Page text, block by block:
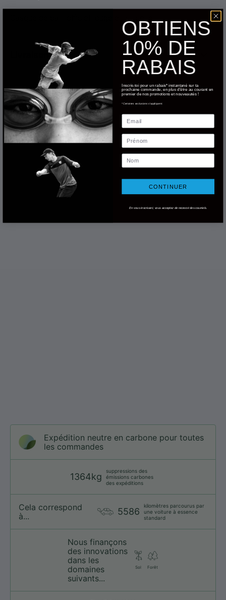
Livraison
Retours
Charte des grandeurs
Expédition neutre en carbone pour toutes
les commandes
1364kg
suppressions des
émissions carbones
des expéditions
Cela correspond
à...
5586
kilomètres parcourus par
une voiture à essence
standard
Nous finançons
des innovations
dans les
domaines
suivants...
Sol Forêt
OBTIENS
10% DE
RABAIS
Inscris-toi pour un rabais* instantané sur ta
prochaine commande, en plus d'être au courant en
premier de nos promotions et nouveautés !
*Certaines exclusions s'appliquent.
Email
Prénom
Nom
CONTINUER
En vous inscrivant, vous acceptez de recevoir des courriels.